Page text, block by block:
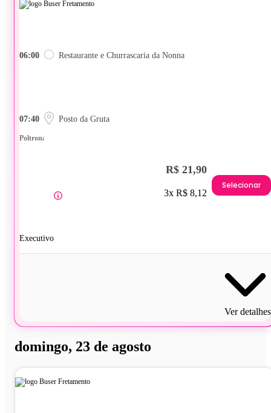
06:00 Restaurante e Churrascaria da Nonna
07:40 Posto da Gruta
Poltrona
Executivo
R$ 21,90
3x R$ 8,12
Selecionar
Ver detalhes
domingo, 23 de agosto